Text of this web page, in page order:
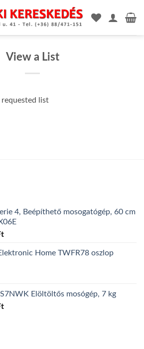
View a List
list
4, Beépíthető mosogatógép, 60 cm
Home TWFR78 oszlop
Elöltöltős mosógép, 7 kg